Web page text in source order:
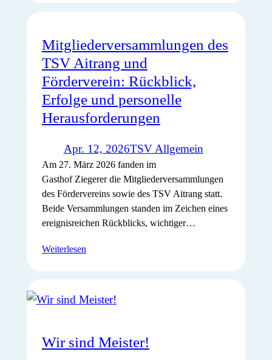
Mitgliederversammlungen des
TSV Aitrang und
Förderverein: Rückblick,
Erfolge und personelle
Herausforderungen
Apr. 12, 2026TSV Allgemein
Am 27. März 2026 fanden im
Gasthof Ziegerer die Mitgliederversammlungen
des Fördervereins sowie des TSV Aitrang statt.
Beide Versammlungen standen im Zeichen eines
ereignisreichen Rückblicks, wichtiger…
Weiterlesen
Wir sind Meister!